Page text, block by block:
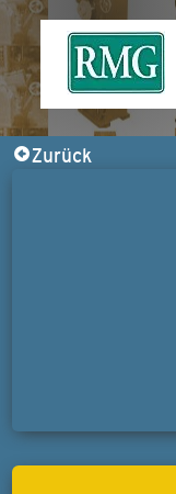
Zurück